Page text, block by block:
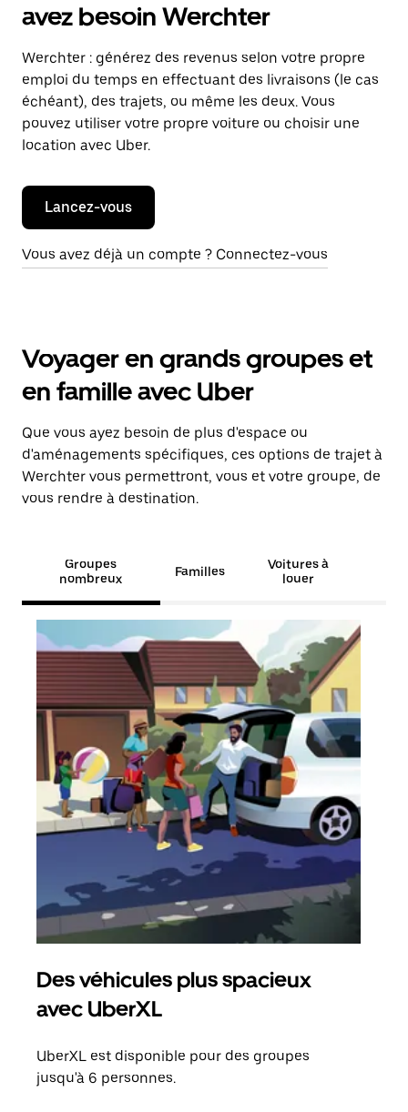
avez besoin Werchter
Werchter : générez des revenus selon votre propre
emploi du temps en effectuant des livraisons (le cas
échéant), des trajets, ou même les deux. Vous
pouvez utiliser votre propre voiture ou choisir une
location avec Uber.
Lancez-vous
Vous avez déjà un compte ? Connectez-vous
Voyager en grands groupes et
en famille avec Uber
Que vous ayez besoin de plus d'espace ou
d'aménagements spécifiques, ces options de trajet à
Werchter vous permettront, vous et votre groupe, de
vous rendre à destination.
Groupes
nombreux
Familles
Voitures à
louer
Des véhicules plus spacieux
avec UberXL
UberXL est disponible pour des groupes
jusqu'à 6 personnes.